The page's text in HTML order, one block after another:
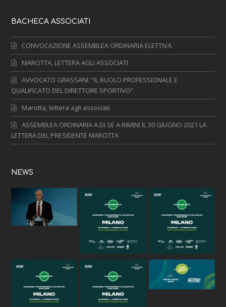
BACHECA ASSOCIATI
CONVOCAZIONE ASSEMBLEA ORDINARIA ELETTIVA
MAROTTA, LETTERA AGLI ASSOCIATI
AVVOCATO GRASSANI: “IL RUOLO PROFESSIONALE E
QUALIFICATO DEL DIRETTORE SPORTIVO”
Marotta, lettera agli associati
ASSEMBLEA ORDINARIA A.DI.SE A RIMINI IL 30 GIUGNO 2021 LA
LETTERA DEL PRESIDENTE MAROTTA
NEWS